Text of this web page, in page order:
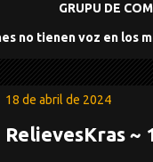
GRUPU DE
no tienen voz en los
18 de abril de 2024
RelievesKras ~